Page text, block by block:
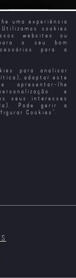
uma experiência
cookies
websites ou
o seu bom
para a
para analisar
adaptar este
lhe
e
seus interesses
Pode gerir a
Cookies ".
O Homem Mais
Sortudo da
América